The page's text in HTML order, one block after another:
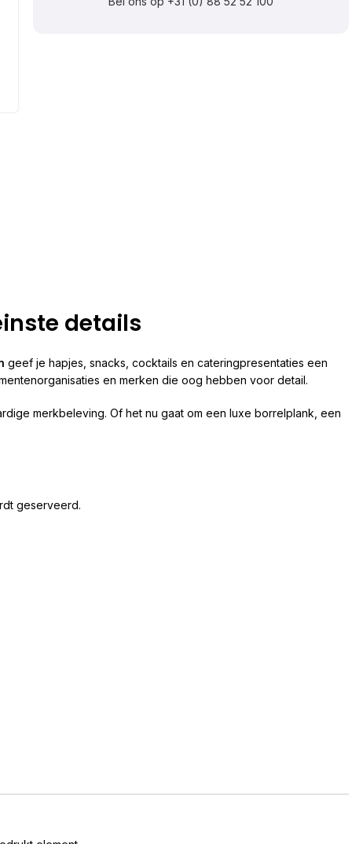
details
geef je hapjes, snacks, cocktails en cateringpresentaties een
en merken die oog hebben voor detail.
merkbeleving. Of het nu gaat om een luxe borrelplank, een
geserveerd.